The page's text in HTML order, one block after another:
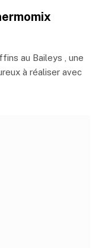
au Baileys , une
à réaliser avec